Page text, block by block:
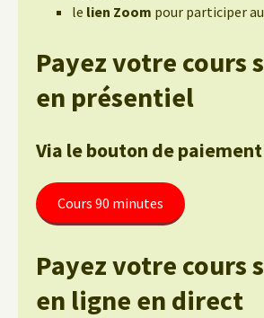
le lien Zoom pour participer
Payez votre cours
en présentiel
Via le bouton de paiement
Cours 90 minutes
Payez votre cours
en ligne en direct